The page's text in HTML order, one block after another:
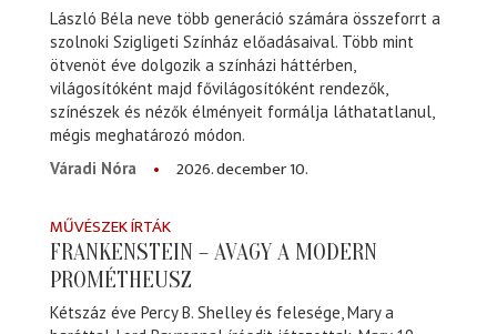
László Béla neve több generáció számára összeforrt a
szolnoki Szigligeti Színház előadásaival. Több mint
ötvenöt éve dolgozik a színházi háttérben,
világosítóként majd fővilágosítóként rendezők,
színészek és nézők élményeit formálja láthatatlanul,
mégis meghatározó módon.
Váradi Nóra
2026. december 10.
MŰVÉSZEK ÍRTÁK
FRANKENSTEIN – AVAGY A MODERN
PROMÉTHEUSZ
Kétszáz éve Percy B. Shelley és felesége, Mary a